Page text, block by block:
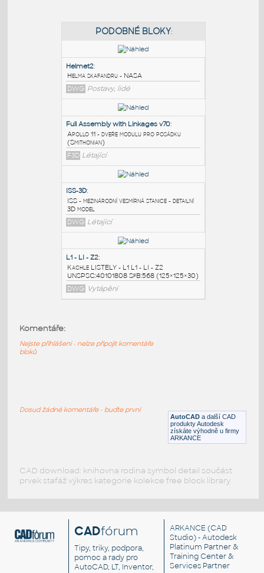
PODOBNÉ BLOKY
Helmet2:
Helma skafandru - NASA
DWG
Full Assembly with Linkages v70:
Apollo 11 - dveře modulu pro posádku
(Smithonian)
F3D Létající
DWG Létající
UNSPSC:40101808 SfB:568 (125×125×30)
AutoCAD a další CAD
produkty Autodesk
získáte výhodně u firmy
ARKANCE
Komentáře:
Nejste přihlášeni - nelze připojit komentáře
bloků
Dosud žádné komentáře - buďte první
CAD download: knihovna rodina symbol detail součást
prvek stafáž výkres kategorie kolekce free block library
CADfórum
Tipy, triky, podpora,
pomoc a rady pro
AutoCAD, LT, Inventor,
ARKANCE (CAD
Studio) - Autodesk
Platinum Partner &
Training Center &
Services Partner